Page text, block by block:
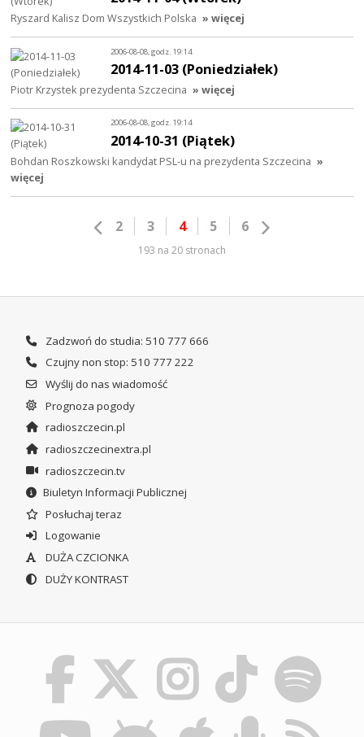
Ryszard Kalisz Dom Wszystkich Polska » więcej
2006-08-08, godz. 19:14
2014-11-03 (Poniedziałek)
Piotr Krzystek prezydenta Szczecina » więcej
2006-08-08, godz. 19:14
2014-10-31 (Piątek)
Bohdan Roszkowski kandydat PSL-u na prezydenta Szczecina »
więcej
2 3 4 5 6
193 na 20 stronach
Zadzwoń do studia: 510 777 666
Czujny non stop: 510 777 222
Wyślij do nas wiadomość
Prognoza pogody
radioszczecin.pl
radioszczecinextra.pl
radioszczecin.tv
Biuletyn Informacji Publicznej
Posłuchaj teraz
Logowanie
DUŻA CZCIONKA
DUŻY KONTRAST